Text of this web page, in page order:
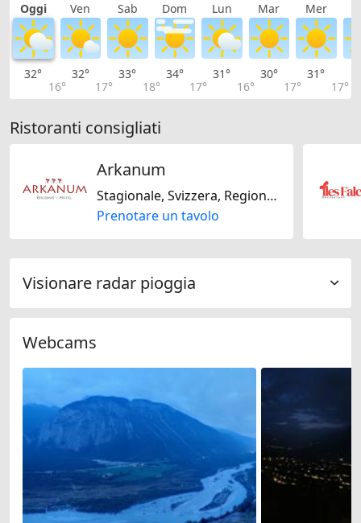
Oggi Ven Sab Dom Lun Mar Mer
32°
16°
32°
17°
33°
18°
34°
17°
31°
16°
30°
17°
31°
17°
Ristoranti consigliati
Arkanum
Stagionale, Svizzera, Regionale
Prenotare un tavolo
Visionare radar pioggia
Webcams